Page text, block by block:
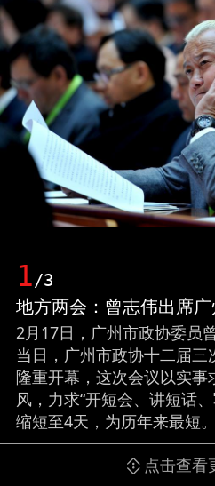
1/3
地方两会：曾志伟出席
2月17日，广州市政协委员
当日，广州市政协十二届
隆重开幕，这次会议以实
风，力求“开短会、讲短话
缩短至4天，为历年来最短
点击查看